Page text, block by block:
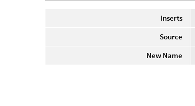
Inserts
Source
New Name